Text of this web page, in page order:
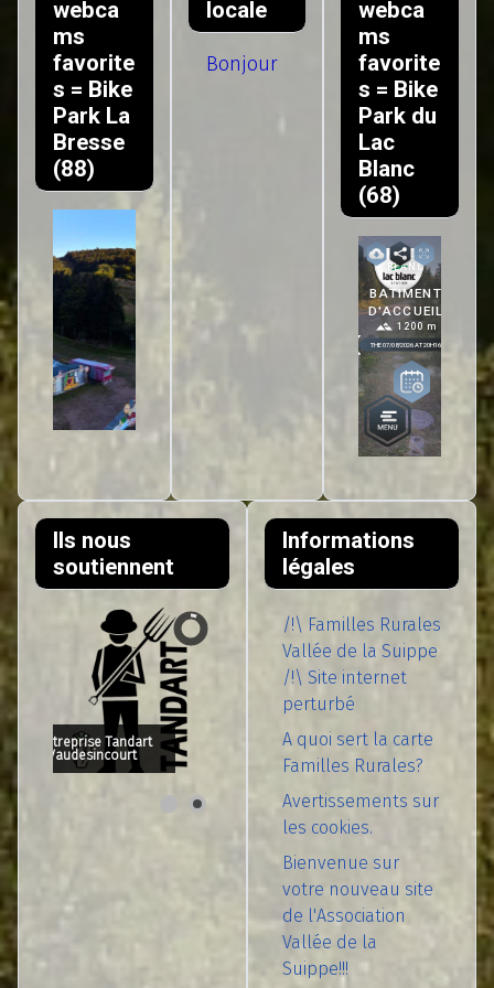
webca
ms
favorite
s = Bike
Park La
Bresse
(88)
locale
Bonjour
webca
ms
favorite
s = Bike
Park du
Lac
Blanc
(68)
Ils nous
soutiennent
Entreprise Tandart
- Vaudesincourt
Informations
légales
/!\ Familles Rurales
Vallée de la Suippe
/!\ Site internet
perturbé
A quoi sert la carte
Familles Rurales?
Avertissements sur
les cookies.
Bienvenue sur
votre nouveau site
de l'Association
Vallée de la
Suippe!!!